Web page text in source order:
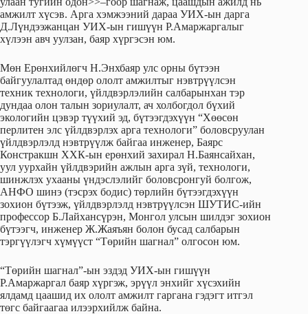
амжилт хүсэв. Арга хэмжээний дараа УИХ-ын дарга
Д.Лүндээжанцан УИХ-ын гишүүн Р.Амаржаргалыг
хүлээн авч уулзан, баяр хүргэсэн юм.
Мөн Ерөнхийлөгч Н.Энхбаяр улс орны бүтээн
байгуулалтад өндөр ололт амжилтыг нэвтрүүлсэн
техник технологи, үйлдвэрлэлийн салбарынхан тэр
дундаа олон талын зориулалт, ач холбогдол бүхий
экологийн цэвэр түүхий эд, бүтээгдэхүүн “Хөөсөн
перлитен элс үйлдвэрлэх арга технологи” боловсруулан
үйлдвэрлэлд нэвтрүүлж байгаа инженер, Баярс
Констракшн ХХК-ын ерөнхий захирал Н.Баянсайхан,
уул уурхайн үйлдвэрийн ажлын арга зүй, технологи,
шинжлэх ухааны үндэслэлийг боловсронгуй болгож,
АНФО шинэ (тэсрэх бодис) төрлийн бүтээгдэхүүн
зохион бүтээж, үйлдвэрлэлд нэвтрүүлсэн ШУТИС-ийн
профессор Б.Лайхансүрэн, Монгол улсын шилдэг зохион
бүтээгч, инженер Ж.Жаяъян болон бусад салбарын
тэргүүлэгч хүмүүст “Төрийн шагнал” олгосон юм.
“Төрийн шагнал”-ын эздэд УИХ-ын гишүүн
Р.Амаржаргал баяр хүргэж, эрүүл энхийг хүсэхийн
ялдамд цаашид их ололт амжилт гаргана гэдэгт итгэл
төгс байгаагаа илээрхийлж байна.